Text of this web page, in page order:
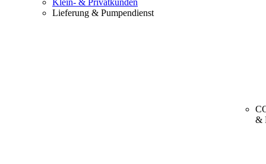
Klein- & Privatkunden
Lieferung & Pumpendienst
&